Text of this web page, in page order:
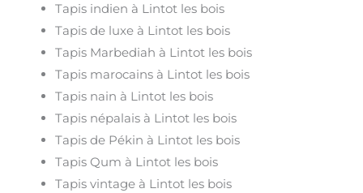
Tapis indien à Lintot les bois
Tapis de luxe à Lintot les bois
Tapis Marbediah à Lintot les bois
Tapis marocains à Lintot les bois
Tapis nain à Lintot les bois
Tapis népalais à Lintot les bois
Tapis de Pékin à Lintot les bois
Tapis Qum à Lintot les bois
Tapis vintage à Lintot les bois